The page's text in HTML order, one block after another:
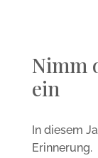
Nimm
ein
In diesem
Erinnerung.